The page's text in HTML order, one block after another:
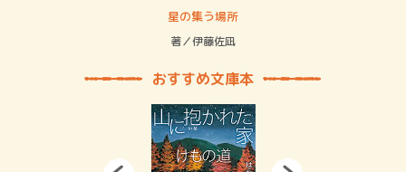
星の集う場所
著／伊藤佐凪
おすすめ文庫本